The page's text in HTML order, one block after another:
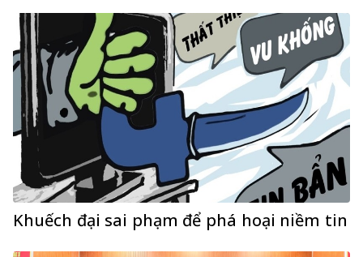
Khuếch đại sai phạm để phá hoại niềm tin